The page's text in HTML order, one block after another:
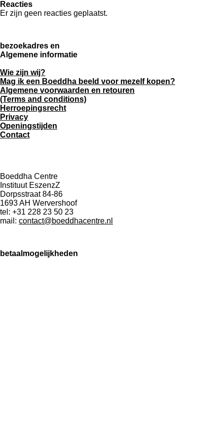
Reacties
Er zijn geen reacties geplaatst.
bezoekadres en
Algemene informatie
Wie zijn wij?
Mag ik een Boeddha beeld voor mezelf kopen?
Algemene voorwaarden en retouren
(Terms and conditions)
Herroepingsrecht
Privacy
Openingstijden
Contact
Boeddha Centre
Instituut EszenzZ
Dorpsstraat 84-86
1693 AH Wervershoof
tel: +31 228 23 50 23
mail: contact@boeddhacentre.nl
betaalmogelijkheden